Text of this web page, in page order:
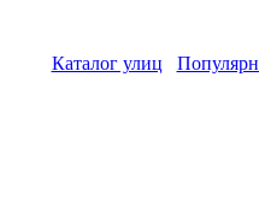
Каталог улиц